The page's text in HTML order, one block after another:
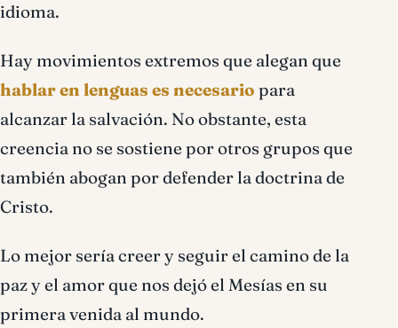
idioma.
Hay movimientos extremos que alegan que
hablar en lenguas es necesario para
alcanzar la salvación. No obstante, esta
creencia no se sostiene por otros grupos que
también abogan por defender la doctrina de
Cristo.
Lo mejor sería creer y seguir el camino de la
paz y el amor que nos dejó el Mesías en su
primera venida al mundo.